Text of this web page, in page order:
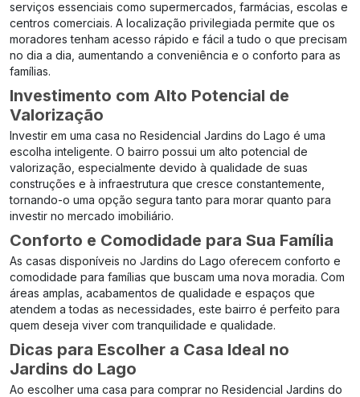
serviços essenciais como supermercados, farmácias, escolas e
centros comerciais. A localização privilegiada permite que os
moradores tenham acesso rápido e fácil a tudo o que precisam
no dia a dia, aumentando a conveniência e o conforto para as
famílias.
Investimento com Alto Potencial de
Valorização
Investir em uma casa no Residencial Jardins do Lago é uma
escolha inteligente. O bairro possui um alto potencial de
valorização, especialmente devido à qualidade de suas
construções e à infraestrutura que cresce constantemente,
tornando-o uma opção segura tanto para morar quanto para
investir no mercado imobiliário.
Conforto e Comodidade para Sua Família
As casas disponíveis no Jardins do Lago oferecem conforto e
comodidade para famílias que buscam uma nova moradia. Com
áreas amplas, acabamentos de qualidade e espaços que
atendem a todas as necessidades, este bairro é perfeito para
quem deseja viver com tranquilidade e qualidade.
Dicas para Escolher a Casa Ideal no
Jardins do Lago
Ao escolher uma casa para comprar no Residencial Jardins do